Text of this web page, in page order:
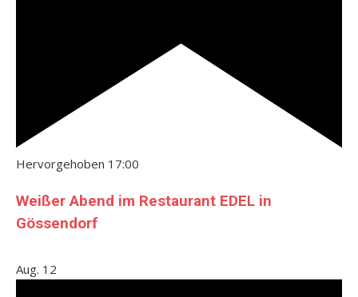
Hervorgehoben 17:00
Weißer Abend im Restaurant EDEL in
Gössendorf
Aug. 12